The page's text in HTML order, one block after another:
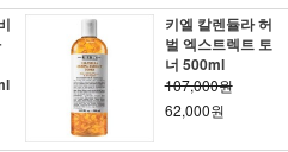
키엘 칼렌듈라 허
벌 엑스트렉트 토
너 500ml
107,000원
62,000원